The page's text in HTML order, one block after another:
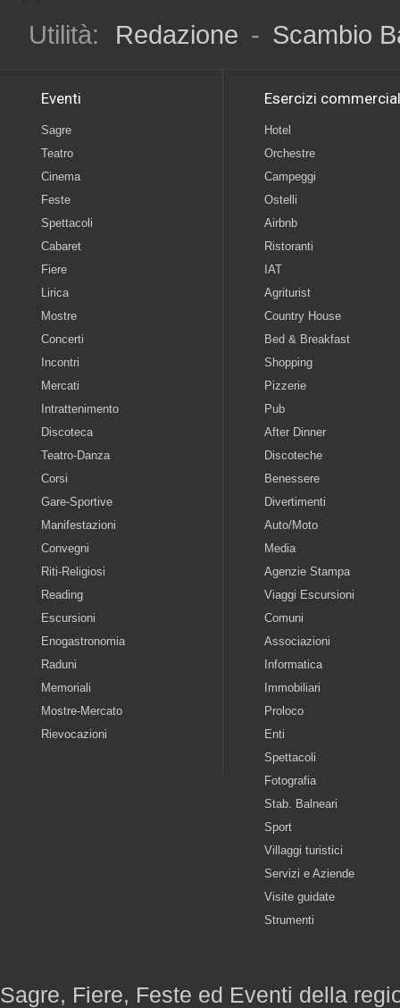
Utilità:
Redazione - Scambio
Eventi
Sagre
Teatro
Cinema
Feste
Spettacoli
Cabaret
Fiere
Lirica
Mostre
Concerti
Incontri
Mercati
Intrattenimento
Discoteca
Teatro-Danza
Corsi
Gare-Sportive
Manifestazioni
Convegni
Riti-Religiosi
Reading
Escursioni
Enogastronomia
Raduni
Memoriali
Mostre-Mercato
Rievocazioni
Esercizi
Hotel
Orchestre
Campeggi
Ostelli
Airbnb
Ristoranti
IAT
Agriturist
Country House
Bed & Breakfast
Shopping
Pizzerie
Pub
After Dinner
Discoteche
Benessere
Divertimenti
Auto/Moto
Media
Agenzie Stampa
Viaggi Escursioni
Comuni
Associazioni
Informatica
Immobiliari
Proloco
Enti
Spettacoli
Fotografia
Stab. Balneari
Sport
Villaggi turistici
Servizi e Aziende
Visite guidate
Strumenti
Sagre, Fiere, Feste ed Eventi della